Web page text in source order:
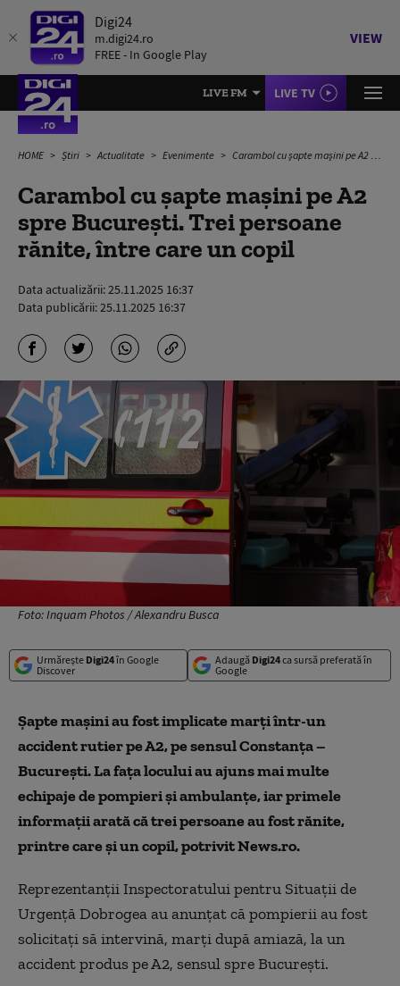
Digi24
m.digi24.ro
FREE - In Google Play
VIEW
LIVE FM LIVE TV
HOME Știri Actualitate Evenimente Carambol cu şapte maşini pe A2 spre Bucureşti. Trei persoane rănite, între care un copil
Carambol cu şapte maşini pe A2
spre Bucureşti. Trei persoane
rănite, între care un copil
Data actualizării:25.11.2025 16:37
Data publicării:25.11.2025 16:37
Foto: Inquam Photos / Alexandru Busca
Urmărește Digi24în Google
Discover
Adaugă Digi24ca sursă preferată în
Google
Şapte maşini au fost implicate marţi într-un
accident rutier pe A2, pe sensul Constanţa –
Bucureşti. La faţa locului au ajuns mai multe
echipaje de pompieri și ambulanţe, iar primele
informaţii arată că trei persoane au fost rănite,
printre care şi un copil, potrivit News.ro.
Reprezentanţii Inspectoratului pentru Situaţii de
Urgenţă Dobrogea au anunţat că pompierii au fost
solicitaţi să intervină, marţi după amiază, la un
accident produs pe A2, sensul spre Bucureşti.